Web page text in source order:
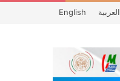
العربية English